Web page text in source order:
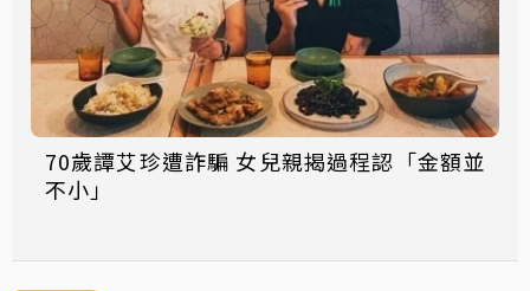
70歲譚艾珍遭詐騙 女兒親揭過程認「金額並
不小」